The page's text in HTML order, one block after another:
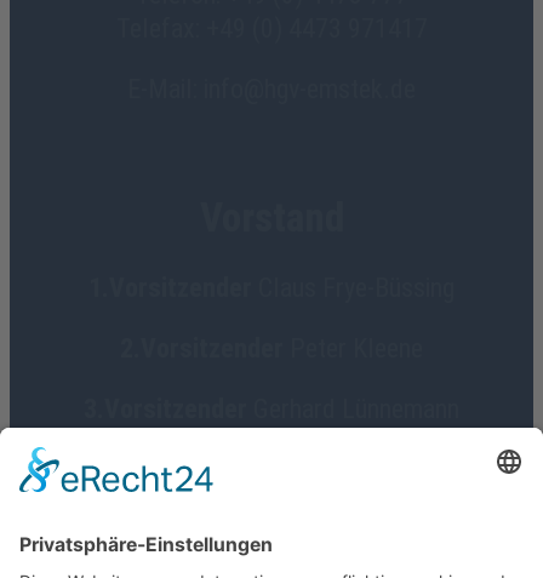
Geschäftsführerin